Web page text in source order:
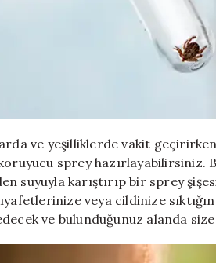
ve yeşilliklerde vakit
sprey hazırlayabilirsiniz.
suyuyla karıştırıp bir sprey
veya cildinize
ve bulunduğunuz alanda